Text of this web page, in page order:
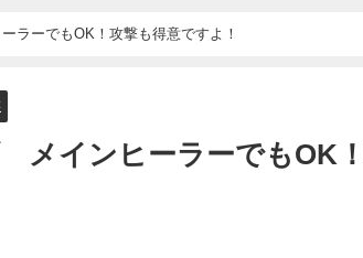
ラーでもOK！攻撃も得意ですよ！
メインヒーラーでもOK